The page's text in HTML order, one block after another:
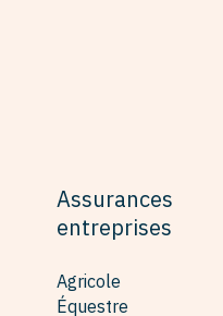
Assurances
entreprises
Agricole
Équestre